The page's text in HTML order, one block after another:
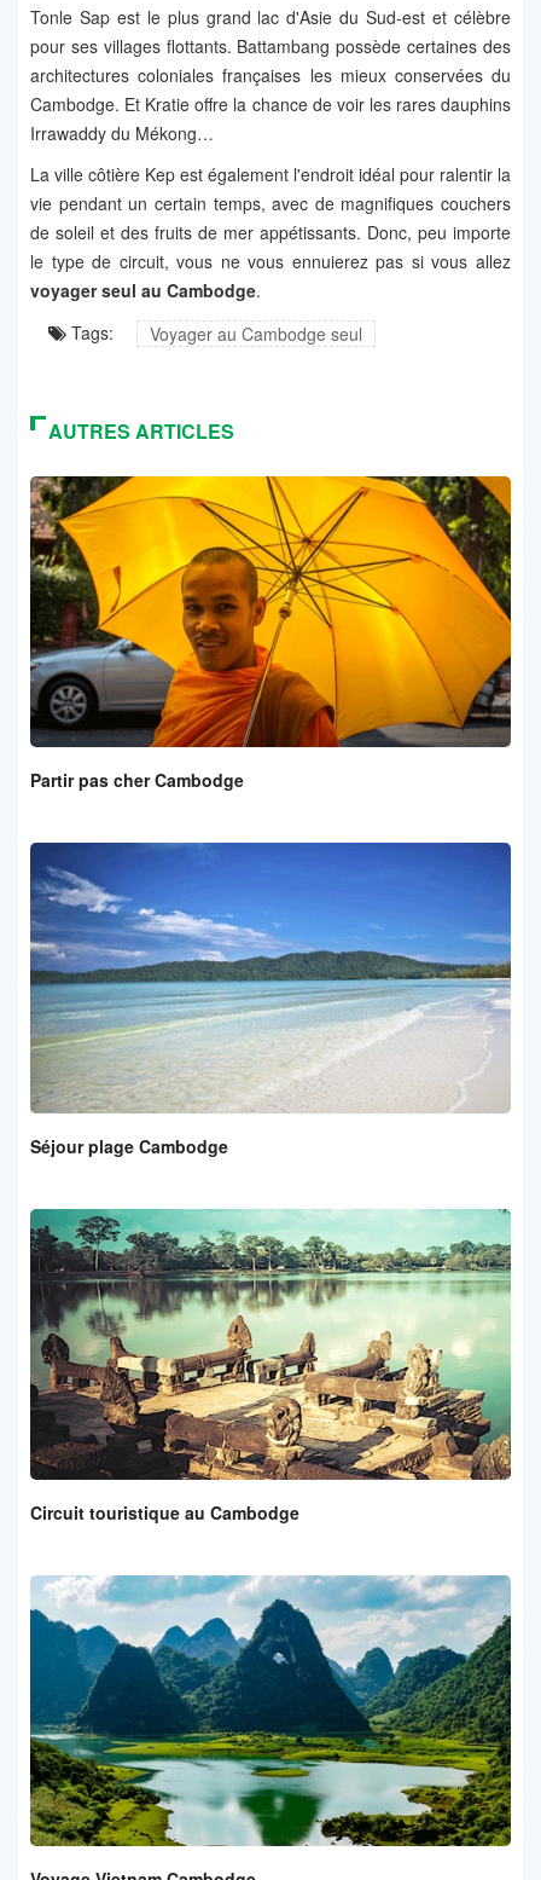
Tonle Sap est le plus grand lac d'Asie du Sud-est et célèbre
pour ses villages flottants. Battambang possède certaines des
architectures coloniales françaises les mieux conservées du
Cambodge. Et Kratie offre la chance de voir les rares dauphins
Irrawaddy du Mékong…
La ville côtière Kep est également l'endroit idéal pour ralentir la
vie pendant un certain temps, avec de magnifiques couchers
de soleil et des fruits de mer appétissants. Donc, peu importe
le type de circuit, vous ne vous ennuierez pas si vous allez
voyager seul au Cambodge.
Tags:
Voyager au Cambodge seul
AUTRES ARTICLES
Partir pas cher Cambodge
Séjour plage Cambodge
Circuit touristique au Cambodge